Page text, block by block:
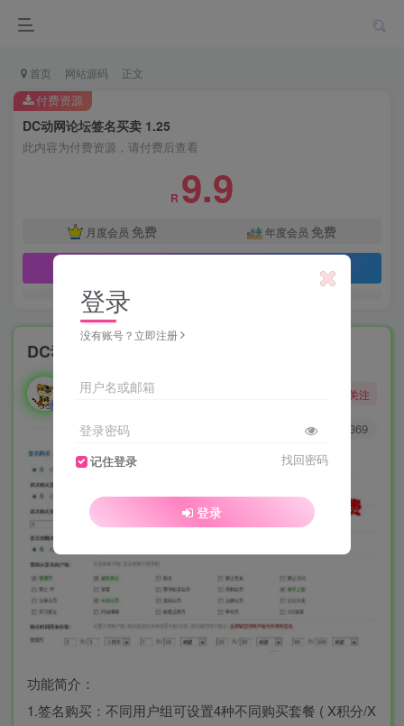
首页 网站源码 正文
DC动网论坛签名买卖 1.25
此内容为付费资源，请付费后查看
R 9.9
月度会员 免费 年度会员 免费
付费资源
DC动网论坛签名买卖 1.25
勇敢的大野狼 关注
9435 4369
功能简介：
1.签名购买：不同用户组可设置4种不同购买套餐 ( X积分/X
登录
没有账号？立即注册
用户名或邮箱
登录密码
记住登录 找回密码
登录